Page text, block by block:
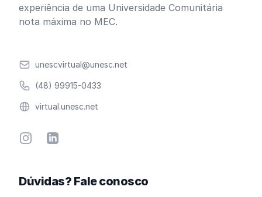
experiência de uma Universidade Comunitária
nota máxima no MEC.
Emailunescvirtual@unesc.net
Telefone(48) 99915-0433
Websitevirtual.unesc.net
InstagramLinkedin
Dúvidas? Fale conosco